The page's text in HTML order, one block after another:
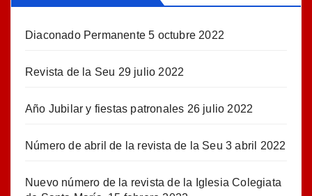
Diaconado Permanente 5 octubre 2022
Revista de la Seu 29 julio 2022
Año Jubilar y fiestas patronales 26 julio 2022
Número de abril de la revista de la Seu 3 abril 2022
Nuevo número de la revista de la Iglesia Colegiata